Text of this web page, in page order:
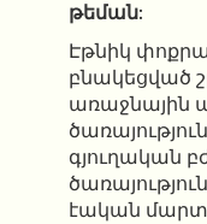
թեման:
Էթնիկ
բնակեցված
առաջնային
գյուղական
էական